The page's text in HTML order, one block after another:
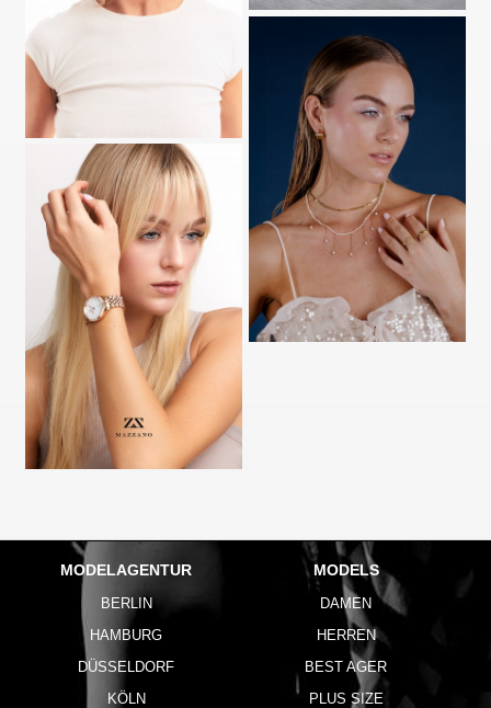
MODELAGENTUR
BERLIN
HAMBURG
DÜSSELDORF
KÖLN
MODELS
DAMEN
HERREN
BEST AGER
PLUS SIZE